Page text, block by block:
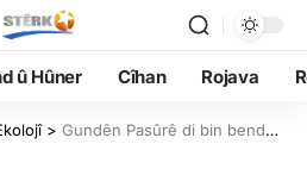
û Hûner Cîhan Rojava
> Gundên Pasûrê di bin bendavê de dimînin: Em ê warê xwe neterikînin